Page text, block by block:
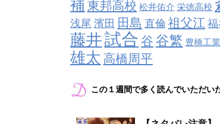
補 東邦高校 松井佑介 栄徳高校
浅尾 濱田 田島 直倫 祖父江
藤井試合 谷 谷繁 豊橋工
雄太 高橋周平
この１週間で多く読んでいただい